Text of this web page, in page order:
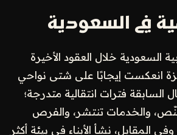
في السعودية
السعودية خلال العقود الأخيرة
انعكست إيجابًا على شتى نواحي
السابقة فترات انتقالية متدرجة؛
والخدمات تنتشر، والفرص
المقابل، نشأ الأبناء في بيئة أكثر